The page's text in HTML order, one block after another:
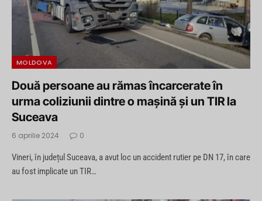
MOLDOVA
Două persoane au rămas încarcerate în
urma coliziunii dintre o mașină și un TIR la
Suceava
6 aprilie 2024 0
Vineri, în județul Suceava, a avut loc un accident rutier pe DN 17, în care
au fost implicate un TIR…